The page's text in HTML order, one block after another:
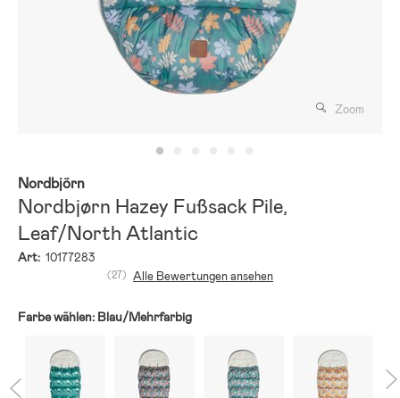
Zoom
Nordbjörn
Nordbjørn Hazey Fußsack Pile,
Leaf/North Atlantic
Art: 10177283
(27) Alle Bewertungen ansehen
Farbe wählen: Blau/Mehrfarbig